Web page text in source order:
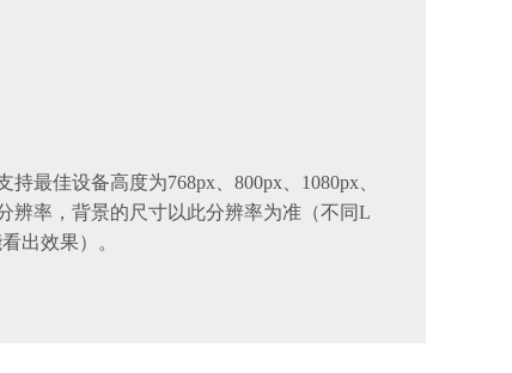
最佳设备高度为768px、800px、1080px、
辨率，背景的尺寸以此分辨率为准（不同L
出效果）。